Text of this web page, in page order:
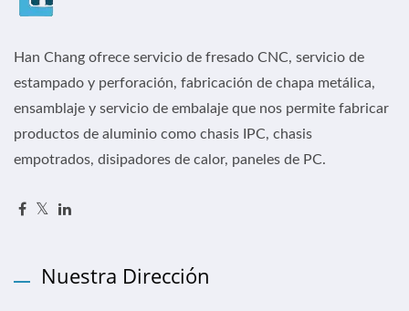
Han Chang ofrece servicio de fresado CNC, servicio de
estampado y perforación, fabricación de chapa metálica,
ensamblaje y servicio de embalaje que nos permite fabricar
productos de aluminio como chasis IPC, chasis
empotrados, disipadores de calor, paneles de PC.
Nuestra Dirección